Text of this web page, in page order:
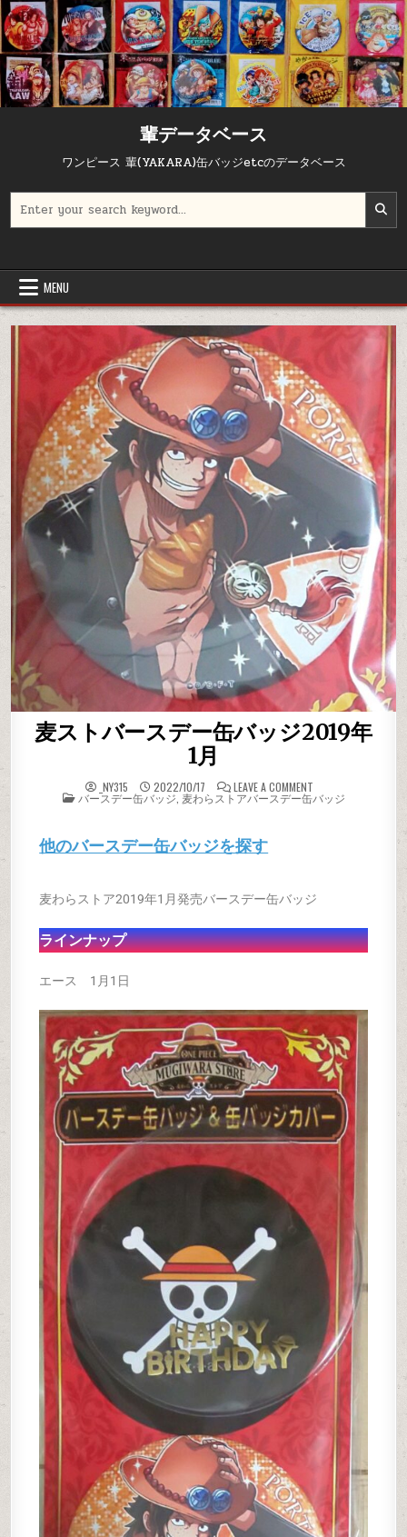
輩データベース
ワンピース 輩(YAKARA)缶バッジetcのデータベース
MENU
麦ストバースデー缶バッジ2019年
1月
_NY315 2022/10/17 LEAVE A COMMENTON 麦ストバース
POSTED IN
バースデー缶バッジ 麦わらストアバースデー缶バッジ
他のバースデー缶バッジを探す
麦わらストア2019年1月発売バースデー缶バッジ
ラインナップ
エース 1月1日